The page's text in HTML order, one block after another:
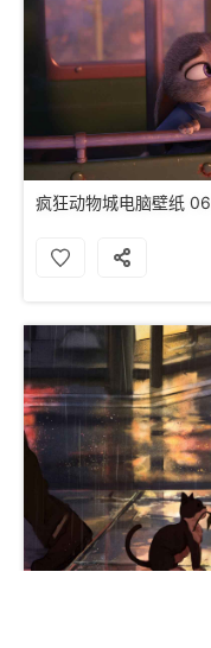
疯狂动物城电脑壁纸 06